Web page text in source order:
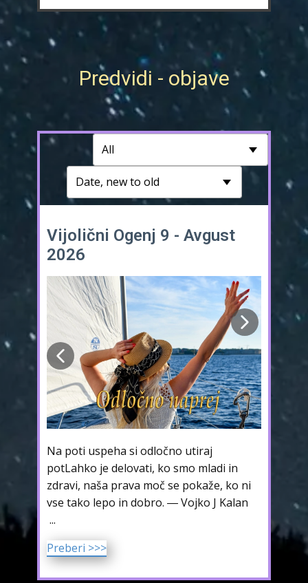
Predvidi - objave
Vijolični Ogenj 9 - Avgust
2026
Na poti uspeha si odločno utiraj
potLahko je delovati, ko smo mladi in
zdravi, naša prava moč se pokaže, ko ni
vse tako lepo in dobro. ― Vojko J Kalan
...
Preberi >>>